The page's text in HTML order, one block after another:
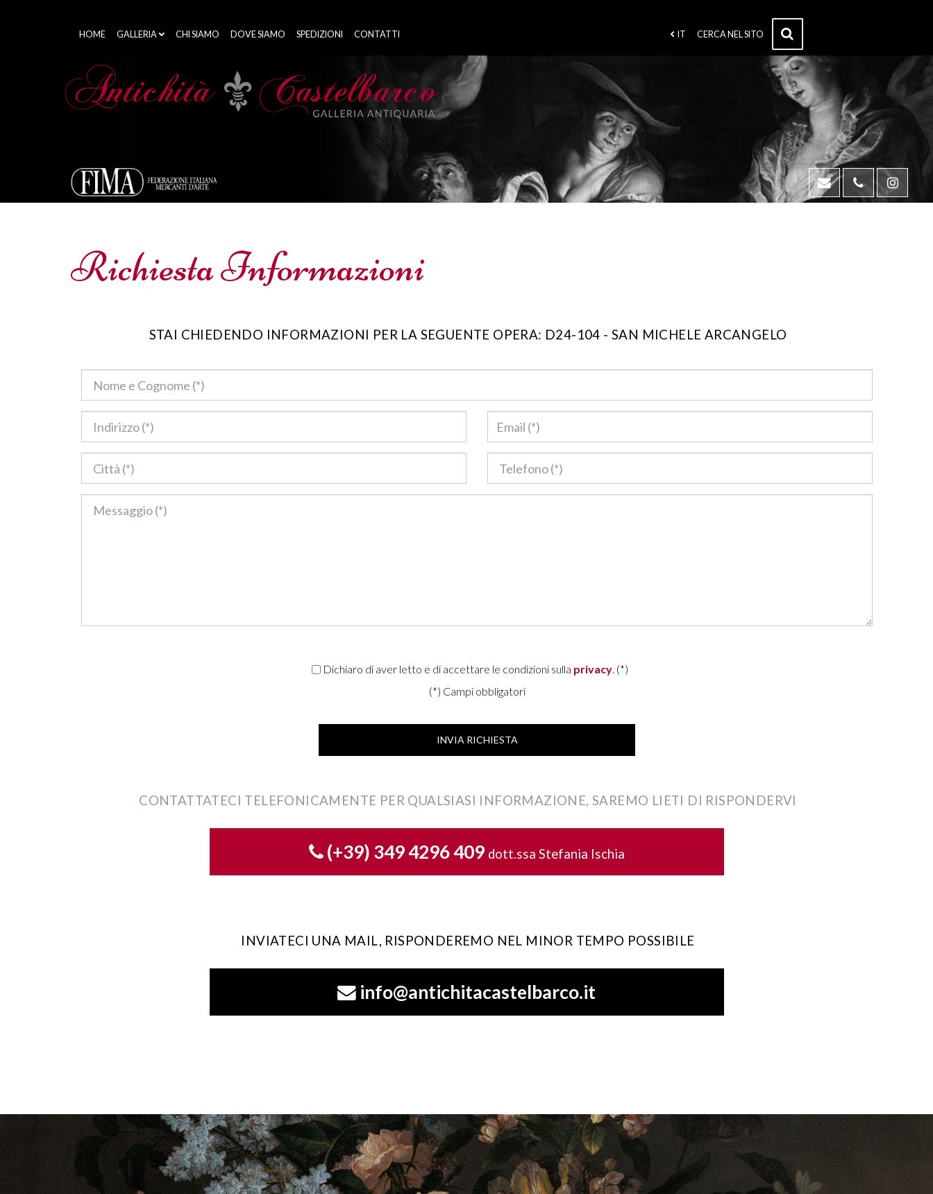
IT CERCA NEL SITO
HOME GALLERIA CHI SIAMO DOVE SIAMO SPEDIZIONI CONTATTI
Richiesta Informazioni
STAI CHIEDENDO INFORMAZIONI PER LA SEGUENTE OPERA: D24-104 - SAN MICHELE ARCANGELO
Dichiaro di aver letto e di accettare le condizioni sulla privacy. (*)
(*) Campi obbligatori
CONTATTATECI TELEFONICAMENTE PER QUALSIASI INFORMAZIONE, SAREMO LIETI DI RISPONDERVI
(+39) 349 4296 409 dott.ssa Stefania Ischia
INVIATECI UNA MAIL, RISPONDEREMO NEL MINOR TEMPO POSSIBILE
info@antichitacastelbarco.it